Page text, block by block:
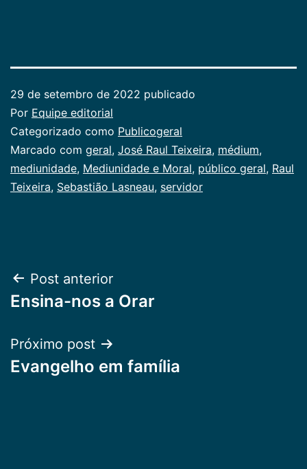
29 de setembro de 2022 publicado
Por Equipe editorial
Categorizado como Publicogeral
Marcado com geral, José Raul Teixeira, médium,
mediunidade, Mediunidade e Moral, público geral, Raul
Teixeira, Sebastião Lasneau, servidor
Navegação
de
Post
Post anterior
Ensina-nos a Orar
Próximo post
Evangelho em família